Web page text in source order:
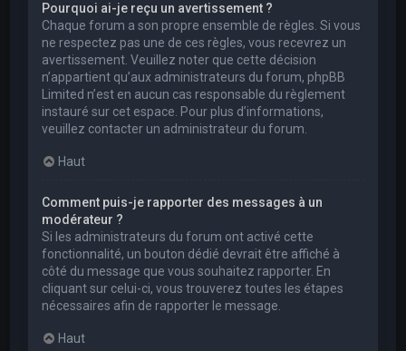
Pourquoi ai-je reçu un avertissement ?
Chaque forum a son propre ensemble de règles. Si vous
ne respectez pas une de ces règles, vous recevrez un
avertissement. Veuillez noter que cette décision
n’appartient qu’aux administrateurs du forum, phpBB
Limited n’est en aucun cas responsable du règlement
instauré sur cet espace. Pour plus d’informations,
veuillez contacter un administrateur du forum.
Haut
Comment puis-je rapporter des messages à un
modérateur ?
Si les administrateurs du forum ont activé cette
fonctionnalité, un bouton dédié devrait être affiché à
côté du message que vous souhaitez rapporter. En
cliquant sur celui-ci, vous trouverez toutes les étapes
nécessaires afin de rapporter le message.
Haut